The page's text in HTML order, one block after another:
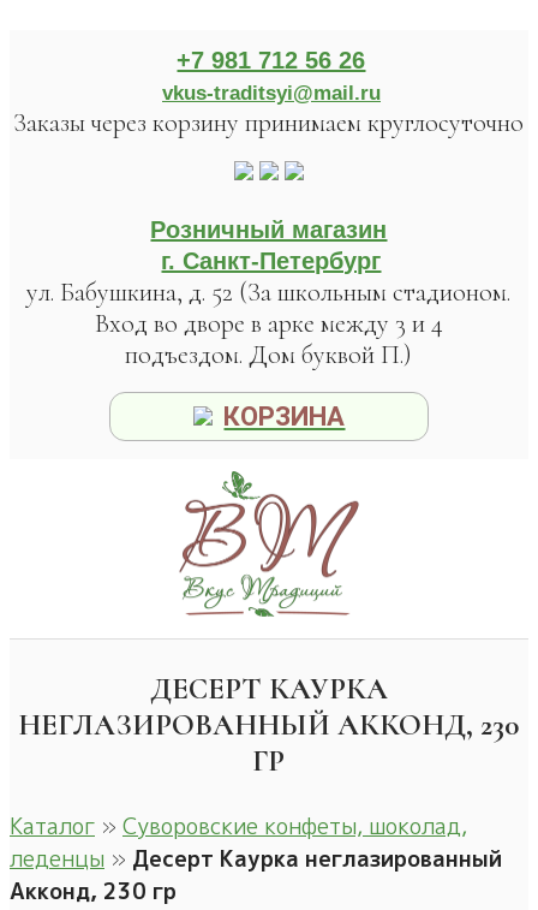
+7 981 712 56 26
vkus-traditsyi@mail.ru
Заказы через корзину принимаем круглосуточно
Розничный магазин
г. Санкт-Петербург
ул. Бабушкина, д. 52 (За школьным стадионом.
Вход во дворе в арке между 3 и 4
подъездом. Дом буквой П.)
КОРЗИНА
ДЕСЕРТ КАУРКА
НЕГЛАЗИРОВАННЫЙ АККОНД, 230
ГР
Каталог » Суворовские конфеты, шоколад,
леденцы » Десерт Каурка неглазированный
Акконд, 230 гр